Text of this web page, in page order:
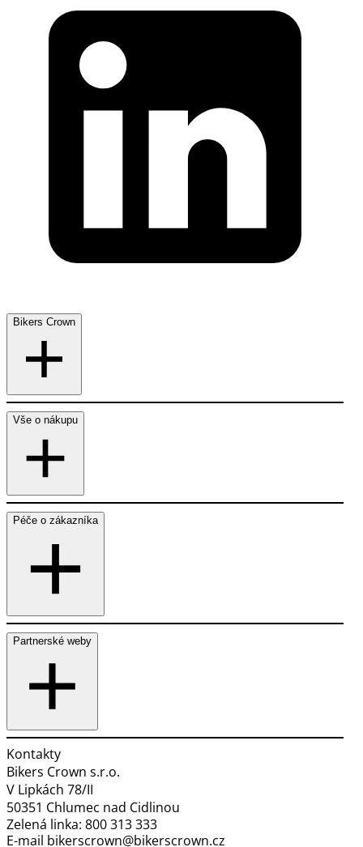
Bikers Crown
Vše o nákupu
Péče o zákazníka
Partnerské weby
Kontakty
Bikers Crown s.r.o.
V Lipkách 78/II
50351 Chlumec nad Cidlinou
Zelená linka: 800 313 333
E-mail bikerscrown@bikerscrown.cz